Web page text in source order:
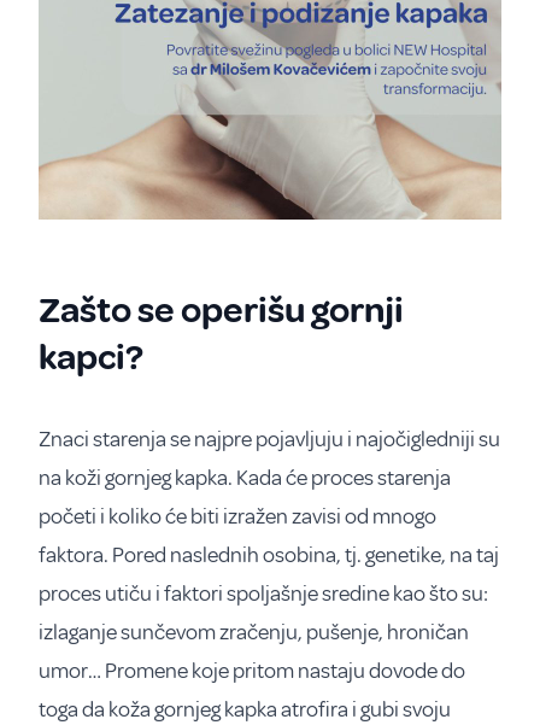
Zašto se operišu gornji
kapci?
Znaci starenja se najpre pojavljuju i najočigledniji su
na koži gornjeg kapka. Kada će proces starenja
početi i koliko će biti izražen zavisi od mnogo
faktora. Pored naslednih osobina, tj. genetike, na taj
proces utiču i faktori spoljašnje sredine kao što su:
izlaganje sunčevom zračenju, pušenje, hroničan
umor… Promene koje pritom nastaju dovode do
toga da koža gornjeg kapka atrofira i gubi svoju